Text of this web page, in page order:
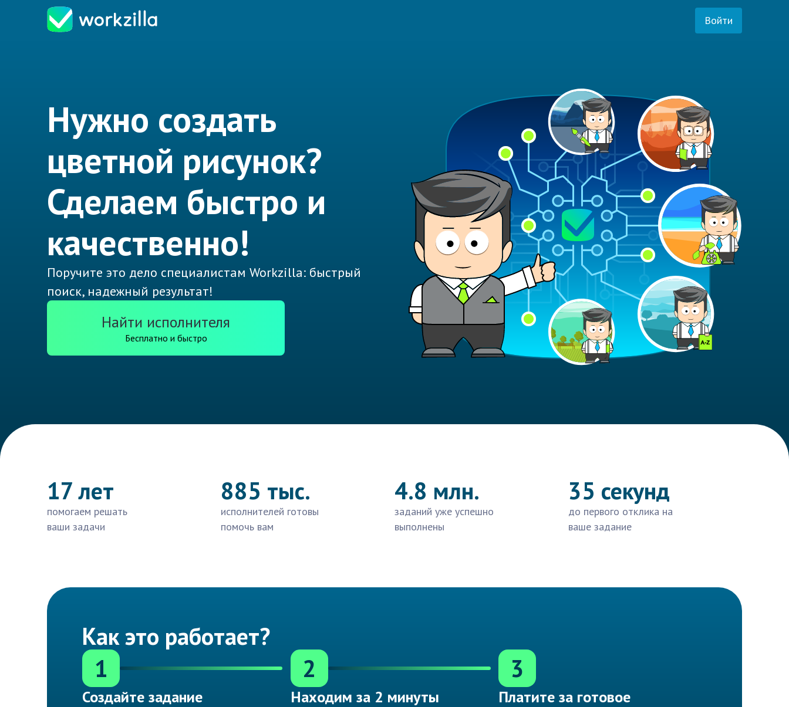
Войти
Нужно создать
цветной рисунок?
Сделаем быстро и
качественно!
Поручите это дело специалистам Workzilla: быстрый
поиск, надежный результат!
Найти исполнителя
Бесплатно и быстро
17 лет
помогаем решать
ваши задачи
885 тыс.
исполнителей готовы
помочь вам
4.8 млн.
заданий уже успешно
выполнены
35 секунд
до первого отклика на
ваше задание
Как это работает?
1
Создайте задание
2
Находим за 2 минуты
3
Платите за готовое